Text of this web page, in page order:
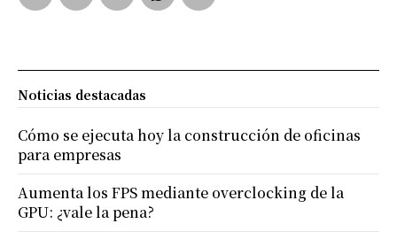
Noticias destacadas
Cómo se ejecuta hoy la construcción de oficinas
para empresas
Aumenta los FPS mediante overclocking de la
GPU: ¿vale la pena?